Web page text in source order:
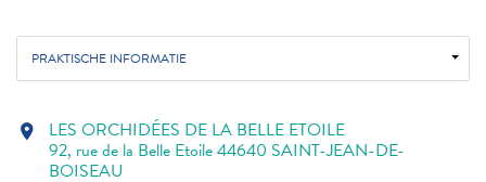
PRAKTISCHE INFORMATIE
location_on LES ORCHIDÉES DE LA BELLE ETOILE
92, rue de la Belle Etoile 44640 SAINT-JEAN-DE-
BOISEAU